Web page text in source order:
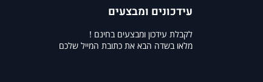
עידכונים ומבצעים
לקבלת עידכון ומבצעים בחינם !
מלאו בשדה הבא את כתובת המייל שלכם